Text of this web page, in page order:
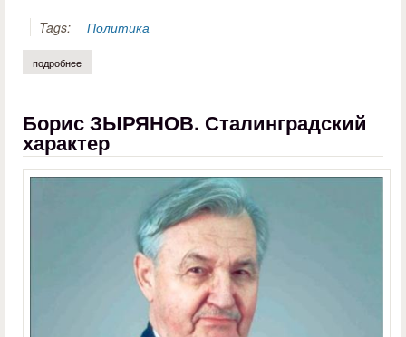
Tags: Политика
подробнее
Борис ЗЫРЯНОВ. Сталинградский
характер